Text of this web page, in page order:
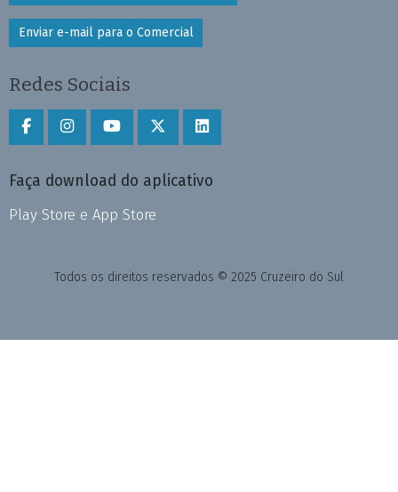
Enviar e-mail para o Comercial
Redes Sociais
Faça download do aplicativo
Play Store e App Store
Todos os direitos reservados © 2025 Cruzeiro do Sul